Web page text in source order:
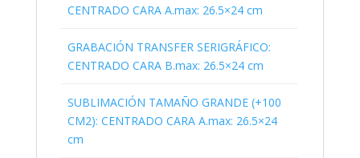
CENTRADO CARA A.max: 26.5×24 cm
GRABACIÓN TRANSFER SERIGRÁFICO:
CENTRADO CARA B.max: 26.5×24 cm
SUBLIMACIÓN TAMAÑO GRANDE (+100
CM2): CENTRADO CARA A.max: 26.5×24
cm